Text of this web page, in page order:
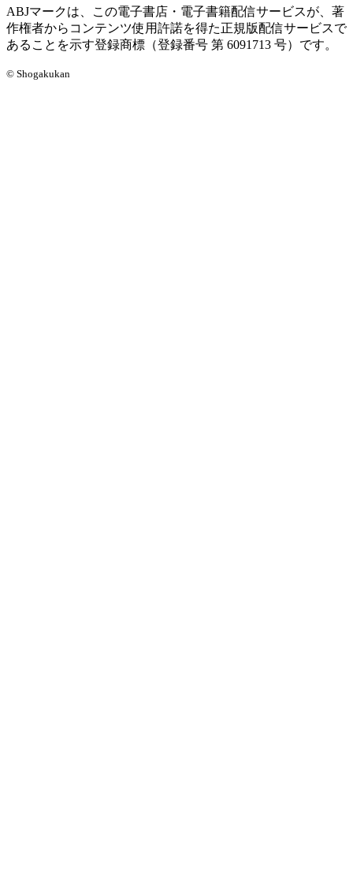
ABJマークは、この電子書店・電子書籍配信サービスが、著
作権者からコンテンツ使用許諾を得た正規版配信サービスで
あることを示す登録商標（登録番号 第 6091713 号）です。
© Shogakukan